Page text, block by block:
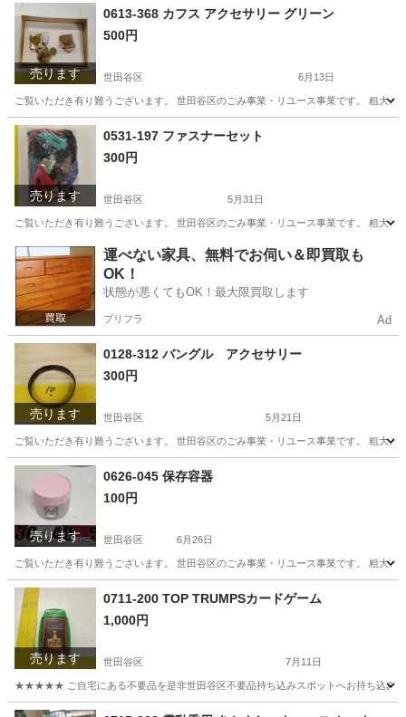
東京 世田谷区 スポット
売ります
0613-368 カフス アクセサリー グリーン
500円
世田谷区 6月13日
ご覧いただき有り難うございます。 世⽥⾕区のごみ事業・リユース事業です。 粗
東京 世田谷区 リユース
売ります
0531-197 ファスナーセット
300円
世田谷区 5月31日
ご覧いただき有り難うございます。 世⽥⾕区のごみ事業・リユース事業です。 粗
東京 世田谷区 その他 リユース
運べない家具、無料でお伺い＆即買取も
OK！
状態が悪くてもOK！最大限買取します
プリフラ Ad
売ります
0128-312 バングル アクセサリー
300円
世田谷区 5月21日
ご覧いただき有り難うございます。 世⽥⾕区のごみ事業・リユース事業です。 粗
東京 世田谷区 リユース
売ります
0626-045 保存容器
100円
世田谷区 6月26日
ご覧いただき有り難うございます。 世⽥⾕区のごみ事業・リユース事業です。 粗
東京 世田谷区
売ります
0711-200 TOP TRUMPSカードゲーム
1,000円
世田谷区 7月11日
★★★★★ ご自宅にある不要品を是非世田谷区不要品持ち込みスポットへお持ち込みし
東京 世田谷区 カードゲーム スポット